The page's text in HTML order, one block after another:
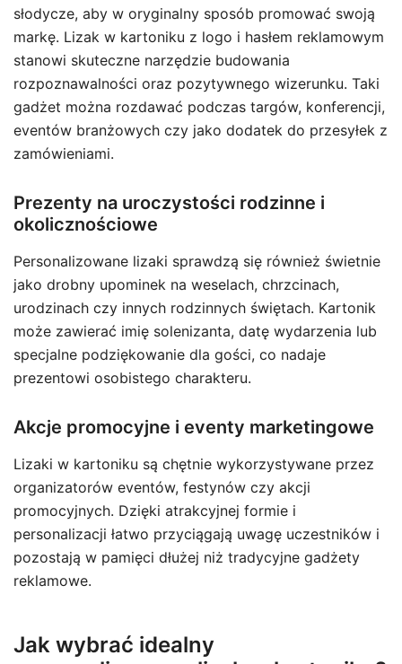
słodycze, aby w oryginalny sposób promować swoją
markę. Lizak w kartoniku z logo i hasłem reklamowym
stanowi skuteczne narzędzie budowania
rozpoznawalności oraz pozytywnego wizerunku. Taki
gadżet można rozdawać podczas targów, konferencji,
eventów branżowych czy jako dodatek do przesyłek z
zamówieniami.
Prezenty na uroczystości rodzinne i
okolicznościowe
Personalizowane lizaki sprawdzą się również świetnie
jako drobny upominek na weselach, chrzcinach,
urodzinach czy innych rodzinnych świętach. Kartonik
może zawierać imię solenizanta, datę wydarzenia lub
specjalne podziękowanie dla gości, co nadaje
prezentowi osobistego charakteru.
Akcje promocyjne i eventy marketingowe
Lizaki w kartoniku są chętnie wykorzystywane przez
organizatorów eventów, festynów czy akcji
promocyjnych. Dzięki atrakcyjnej formie i
personalizacji łatwo przyciągają uwagę uczestników i
pozostają w pamięci dłużej niż tradycyjne gadżety
reklamowe.
Jak wybrać idealny